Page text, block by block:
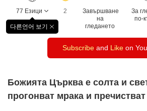
77 Езици
다른언어 보기
창
2
Завършване
на
гледането
За
по-
Subscribeand Likeon
Божията Църква е солта и
прогонват мрака и